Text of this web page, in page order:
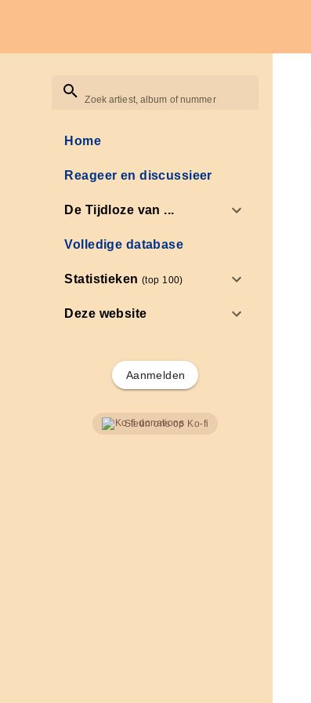
Zoek artiest, album of nummer
Home
Reageer en discussieer
De Tijdloze van ...
Volledige database
Statistieken(top 100)
Deze website
Aanmelden
Steun ons op Ko-fi